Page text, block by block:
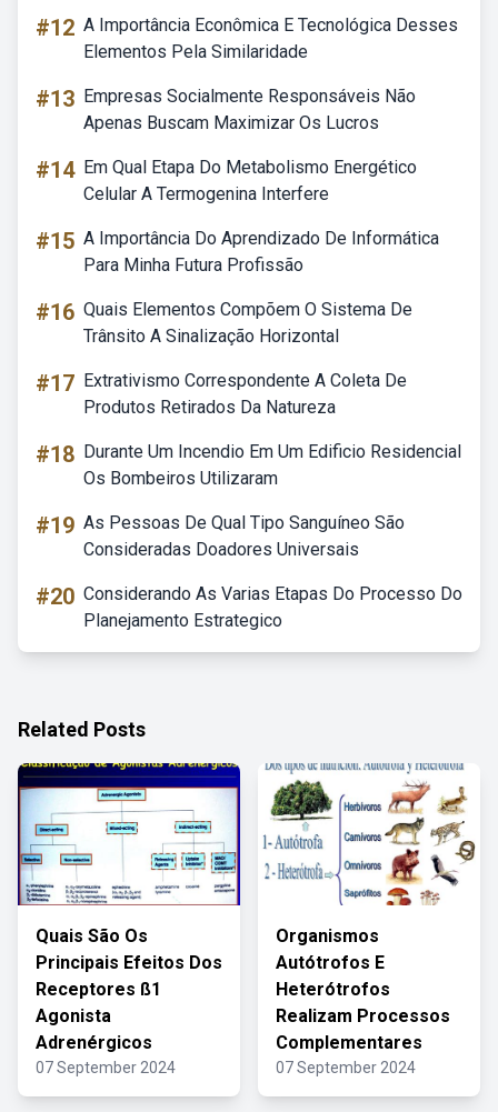
#12 A Importância Econômica E Tecnológica Desses
Elementos Pela Similaridade
#13 Empresas Socialmente Responsáveis Não
Apenas Buscam Maximizar Os Lucros
#14 Em Qual Etapa Do Metabolismo Energético
Celular A Termogenina Interfere
#15 A Importância Do Aprendizado De Informática
Para Minha Futura Profissão
#16 Quais Elementos Compõem O Sistema De
Trânsito A Sinalização Horizontal
#17 Extrativismo Correspondente A Coleta De
Produtos Retirados Da Natureza
#18 Durante Um Incendio Em Um Edificio Residencial
Os Bombeiros Utilizaram
#19 As Pessoas De Qual Tipo Sanguíneo São
Consideradas Doadores Universais
#20 Considerando As Varias Etapas Do Processo Do
Planejamento Estrategico
Related Posts
Quais São Os
Principais Efeitos Dos
Receptores ß1
Agonista
Adrenérgicos
07 September 2024
Organismos
Autótrofos E
Heterótrofos
Realizam Processos
Complementares
07 September 2024